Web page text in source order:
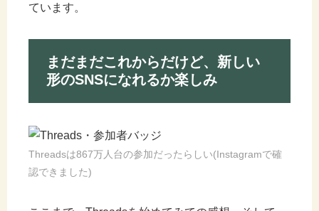
ています。
まだまだこれからだけど、新しい
形のSNSになれるか楽しみ
Threadsは867万人台の参加だったらしい(Instagramで確
認できました)